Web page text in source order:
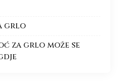
grlo
za grlo može se